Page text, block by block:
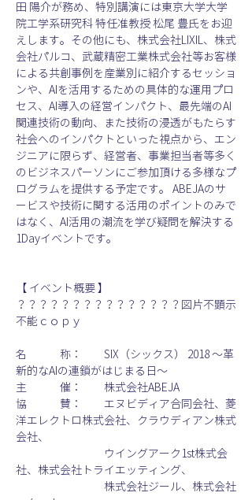
田 陽介が務め、特別講演には東京大学大学
院工学系研究科 特任准教授 松尾 豊氏をお迎
えします。その他にも、株式会社LIXIL、株式
会社パルコ、武蔵精密工業株式会社等お客様
による共創事例を産業別に紹介するセッショ
ンや、AIを活用するための具体的な運用プロ
セス、AI導入の経営インパクト、最先端のAI
関連技術の動向、また技術の浸透がもたらす
社会へのインパクトといった視点から、エン
ジニアに限らず、経営者、事業担当者等多く
のビジネスパーソンにご参加頂ける多様なプ
ログラムを提供する予定です。 ABEJAのサ
ービスや技術に関する活用のポイントのみで
はなく、AI活用の潮流を学び疑問を解決する
1Dayイベントです。
【 イベント概要 】
？？？？？？？？？？？？？？？図片不顕示
不能ｃｏｐｙ
名　　　称：　　SIX（シックス） 2018 〜革
新的なAIの連鎖がはじまる日〜
主　　　催：　　株式会社ABEJA
協　　　賛：　　エヌビディア合同会社、菱
洋エレクトロ株式会社、クラウディアン株式
会社、
ウイングアーク1st株式会
社、株式会社トライエッティング、
株式会社ジール、株式会社